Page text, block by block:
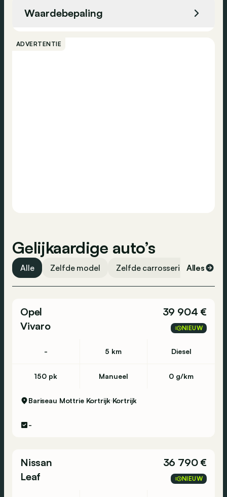
Waardebepaling
ADVERTENTIE
Gelijkaardige auto’s
Alle Zelfde model Zelfde carrosserievorm
Alles
Opel
Vivaro
39 904 €
NIEUW
- 5 km Diesel
150 pk Manueel 0 g/km
Bariseau Mottrie Kortrijk Kortrijk
-
Nissan
Leaf
36 790 €
NIEUW